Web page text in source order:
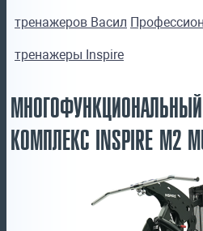
тренажеров Васил
тренажеры Inspire
КОМПЛЕКС INSPIRE M2